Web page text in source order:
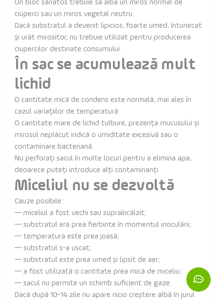
Un bloc sănătos trebuie să aibă un miros normal de
ciuperci sau un miros vegetal neutru.
Dacă substratul a devenit lipicios, foarte umed, întunecat
și urât mirositor, nu trebuie utilizat pentru producerea
ciupercilor destinate consumului.
În sac se acumulează mult
lichid
O cantitate mică de condens este normală, mai ales în
cazul variațiilor de temperatură.
O cantitate mare de lichid tulbure, prezența mucusului și
mirosul neplăcut indică o umiditate excesivă sau o
contaminare bacteriană.
Nu perforați sacul în multe locuri pentru a elimina apa,
deoarece puteți introduce alți contaminanți.
Miceliul nu se dezvoltă
Cauze posibile:
— miceliul a fost vechi sau supraîncălzit;
— substratul era prea fierbinte în momentul inoculării;
— temperatura este prea joasă;
— substratul s-a uscat;
— substratul este prea umed și lipsit de aer;
— a fost utilizată o cantitate prea mică de miceliu;
— sacul nu permite un schimb suficient de gaze.
Dacă după 10–14 zile nu apare nicio creștere albă în jurul